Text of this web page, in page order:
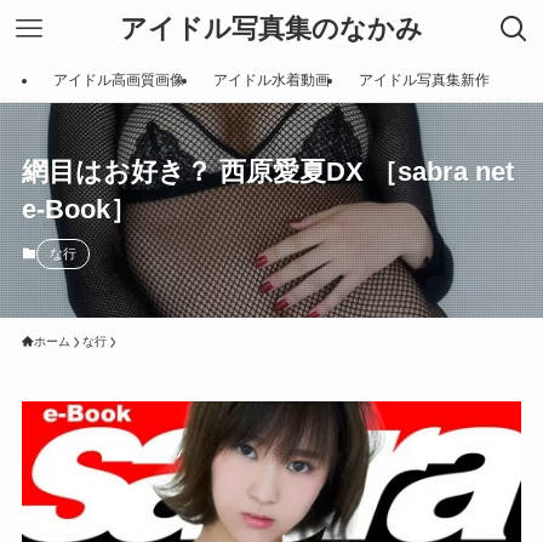
アイドル写真集のなかみ
アイドル高画質画像 アイドル水着動画 アイドル写真集新作
網目はお好き？ 西原愛夏DX ［sabra net
e-Book］
な行
ホーム な行